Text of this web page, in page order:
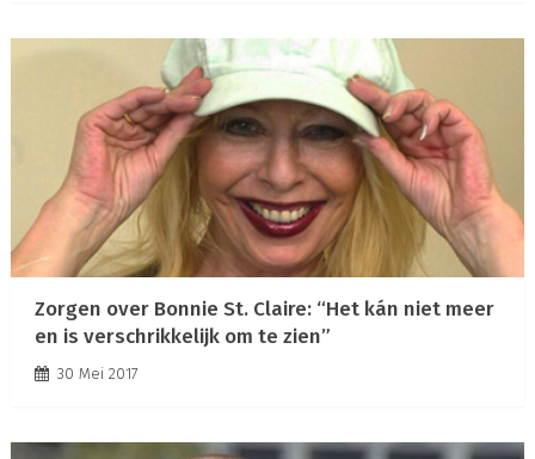
Zorgen over Bonnie St. Claire: “Het kán niet meer
en is verschrikkelijk om te zien”
30 Mei 2017